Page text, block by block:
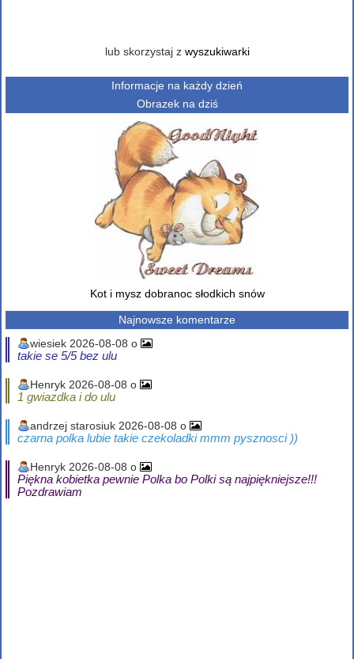
lub skorzystaj z wyszukiwarki
Informacje na każdy dzień
Obrazek na dziś
Kot i mysz dobranoc słodkich snów
Najnowsze komentarze
wiesiek 2026-08-08 o
takie se 5/5 bez ulu
Henryk 2026-08-08 o
1 gwiazdka i do ulu
andrzej starosiuk 2026-08-08 o
czarna polka lubie takie czekoladki mmm pysznosci ))
Henryk 2026-08-08 o
Piękna kobietka pewnie Polka bo Polki są najpiękniejsze!!!
Pozdrawiam